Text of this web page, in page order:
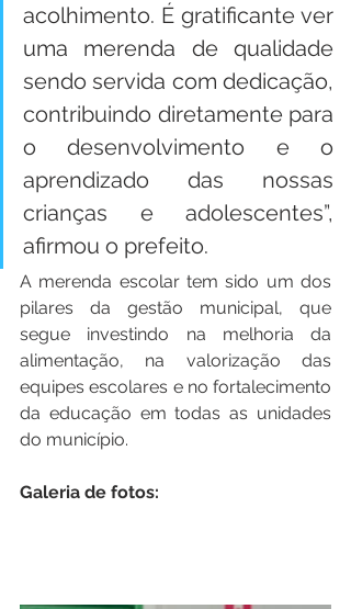
acolhimento. É gratificante ver
uma merenda de qualidade
sendo servida com dedicação,
contribuindo diretamente para
o desenvolvimento e o
aprendizado das nossas
crianças e adolescentes”,
afirmou o prefeito.
A merenda escolar tem sido um dos
pilares da gestão municipal, que
segue investindo na melhoria da
alimentação, na valorização das
equipes escolares e no fortalecimento
da educação em todas as unidades
do município.
Galeria de fotos: